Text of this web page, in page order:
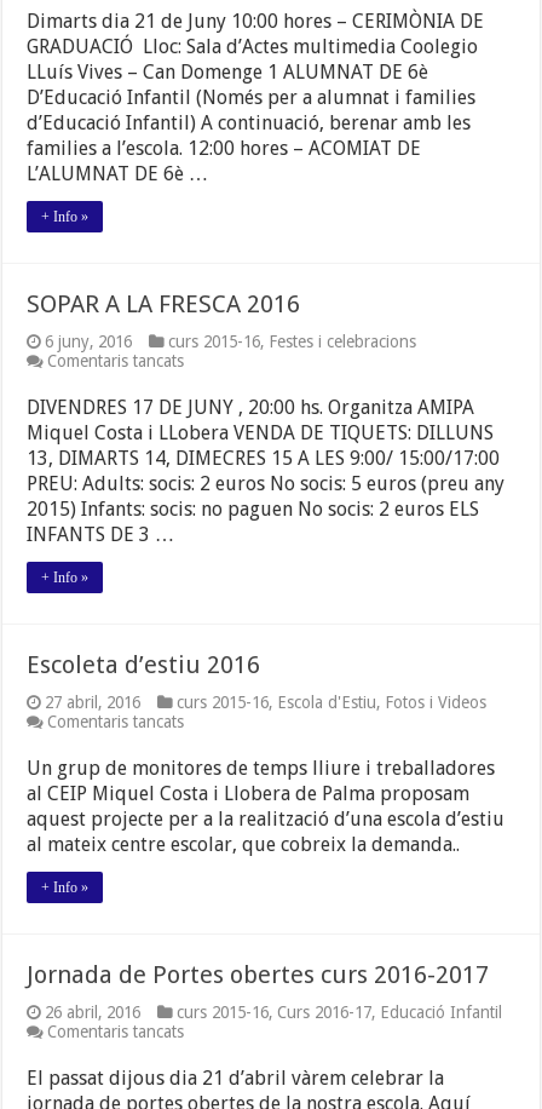
de
fi
de
curs
Dimarts dia 21 de Juny 10:00 hores – CERIMÒNIA DE
GRADUACIÓ Lloc: Sala d’Actes multimedia Coolegio
LLuís Vives – Can Domenge 1 ALUMNAT DE 6è
D’Educació Infantil (Només per a alumnat i families
d’Educació Infantil) A continuació, berenar amb les
families a l’escola. 12:00 hores – ACOMIAT DE
L’ALUMNAT DE 6è …
+ Info »
SOPAR A LA FRESCA 2016
6 juny, 2016 curs 2015-16, Festes i celebracions
Comentaris tancatsa
A
LA
FRESCA
2016
DIVENDRES 17 DE JUNY , 20:00 hs. Organitza AMIPA
Miquel Costa i LLobera VENDA DE TIQUETS: DILLUNS
13, DIMARTS 14, DIMECRES 15 A LES 9:00/ 15:00/17:00
PREU: Adults: socis: 2 euros No socis: 5 euros (preu any
2015) Infants: socis: no paguen No socis: 2 euros ELS
INFANTS DE 3 …
+ Info »
Escoleta d’estiu 2016
27 abril, 2016 curs 2015-16, Escola d'Estiu, Fotos i Videos
Comentaris tancatsa
2016
Un grup de monitores de temps lliure i treballadores
al CEIP Miquel Costa i Llobera de Palma proposam
aquest projecte per a la realització d’una escola d’estiu
al mateix centre escolar, que cobreix la demanda..
+ Info »
Jornada de Portes obertes curs 2016-2017
26 abril, 2016 curs 2015-16, Curs 2016-17, Educació Infantil
Comentaris tancatsa
de
Portes
El passat dijous dia 21 d’abril vàrem celebrar la
jornada de portes obertes de la nostra escola. Aquí